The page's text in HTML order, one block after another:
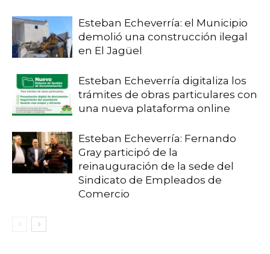
Esteban Echeverría: el Municipio
demolió una construcción ilegal
en El Jagüel
Esteban Echeverría digitaliza los
trámites de obras particulares con
una nueva plataforma online
Esteban Echeverría: Fernando
Gray participó de la
reinauguración de la sede del
Sindicato de Empleados de
Comercio